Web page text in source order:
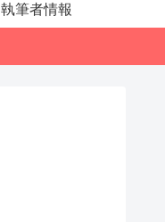
執筆者情報